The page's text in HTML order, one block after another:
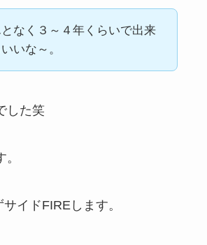
なく３～４年くらいで出来
いな～。
した笑
イドFIREします。